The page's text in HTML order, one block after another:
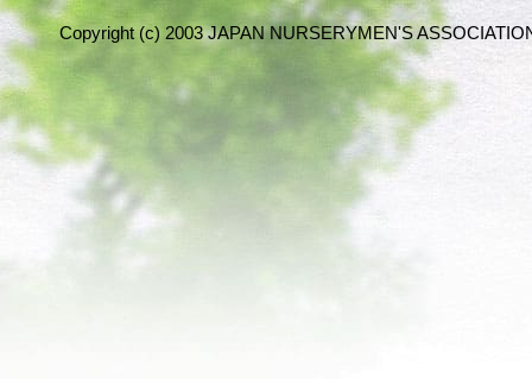
Copyright (c) 2003 JAPAN NURSERYMEN'S